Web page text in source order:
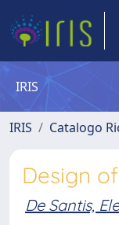
IRIS
IRIS Catalogo
Design
De Santis,